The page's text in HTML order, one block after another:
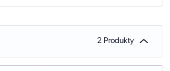
2 Produkty